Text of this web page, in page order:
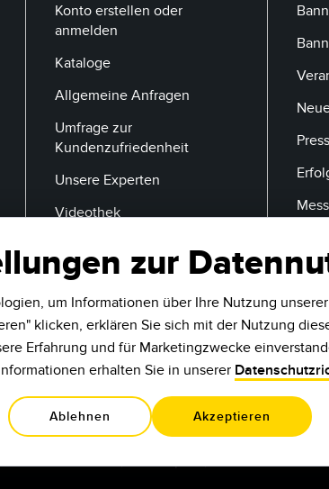
Konto erstellen oder
anmelden
Kataloge
Allgemeine Anfragen
Umfrage zur
Kundenzufriedenheit
Unsere Experten
Videothek
E-Mail
9714 10th Ave N Minneapolis, MN 55441 USA
zur
um Informationen über Ihre Nutzung
klicken, erklären Sie sich mit der Nutzung
Erfahrung und für Marketingzwecke
erhalten Sie in unserer
Ablehnen Akzeptieren